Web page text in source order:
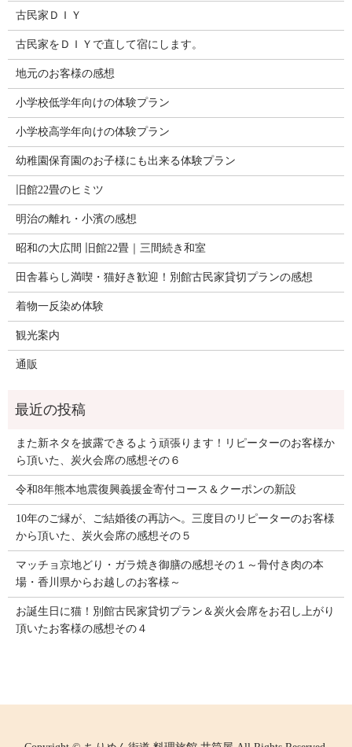
古民家ＤＩＹ
古民家をＤＩＹで直して宿にします。
地元のお客様の感想
小学校低学年向けの体験プラン
小学校高学年向けの体験プラン
幼稚園保育園のお子様にも出来る体験プラン
旧館22畳のヒミツ
明治の離れ・小濱の感想
昭和の大広間 旧館22畳｜三間続き和室
田舎暮らし満喫・猫好き歓迎！別館古民家貸切プランの感想
着物一反染め体験
観光案内
通販
また新ネタを披露できるよう頑張ります！リピーターのお客様か
ら頂いた、炭火会席の感想その６
令和8年熊本地震復興義援金寄付コース＆クーポンの新設
10年のご縁が、ご結婚後の再訪へ。三度目のリピーターのお客様
から頂いた、炭火会席の感想その５
マッチョ京地どり・ガラ焼き御膳の感想その１～骨付き肉の本
場・香川県からお越しのお客様～
お誕生日に猫！別館古民家貸切プラン＆炭火会席をお召し上がり
頂いたお客様の感想その４